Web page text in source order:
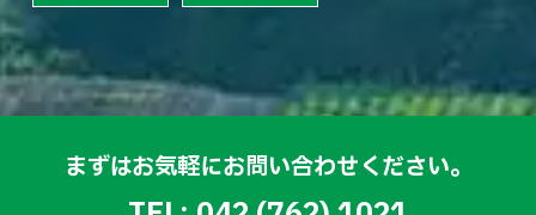
まずはお気軽にお問い合わせください。